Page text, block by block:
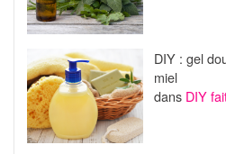
DIY : gel
miel
dans DIY